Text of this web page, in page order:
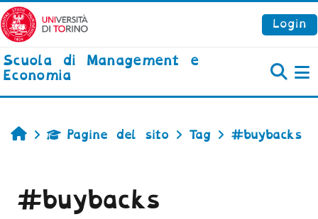
Vai al contenuto principale
Login
Scuola di Management e
Economia
HomePagine del sito Tag #buybacks
#buybacks